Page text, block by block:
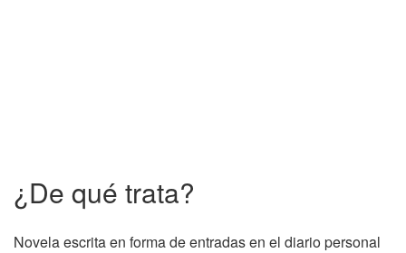
¿De qué trata?
Novela escrita en forma de entradas en el diario personal